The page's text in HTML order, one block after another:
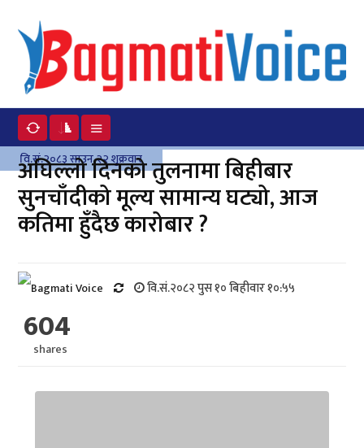
वि.सं.२०८३ साउन २२ शुक्रवार
अघिल्लो दिनको तुलनामा बिहीबार
सुनचाँदीको मूल्य सामान्य घट्यो, आज
कतिमा हुँदैछ कारोबार ?
वि.सं.२०८२ पुस १० बिहीवार १०:५५
604
shares